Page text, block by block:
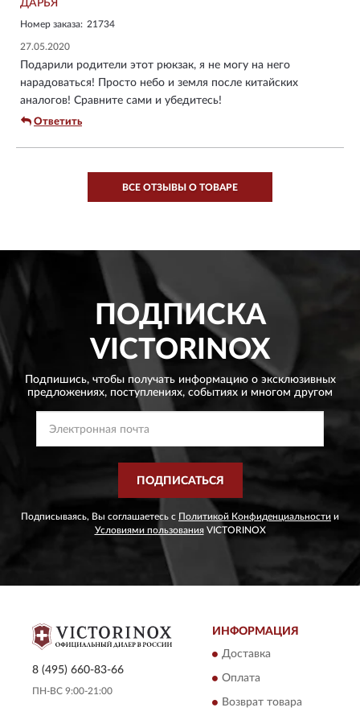
ДАРЬЯ
Номер заказа: 21734
27.05.2020
Подарили родители этот рюкзак, я не могу на него
нарадоваться! Просто небо и земля после китайских
аналогов! Сравните сами и убедитесь!
Ответить
ВСЕ ОТЗЫВЫ О ТОВАРЕ
ПОДПИСКА
VICTORINOX
Подпишись, чтобы получать информацию о эксклюзивных
предложениях, поступлениях, событиях и многом другом
ПОДПИСАТЬСЯ
Подписываясь, Вы соглашаетесь с Политикой Конфиденциальности и
Условиями пользованияVICTORINOX
8 (495) 660-83-66
ПН-ВС 9:00-21:00
ИНФОРМАЦИЯ
Доставка
Оплата
Возврат товара